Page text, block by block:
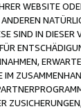
WEBSITE
SIND IN DIESER